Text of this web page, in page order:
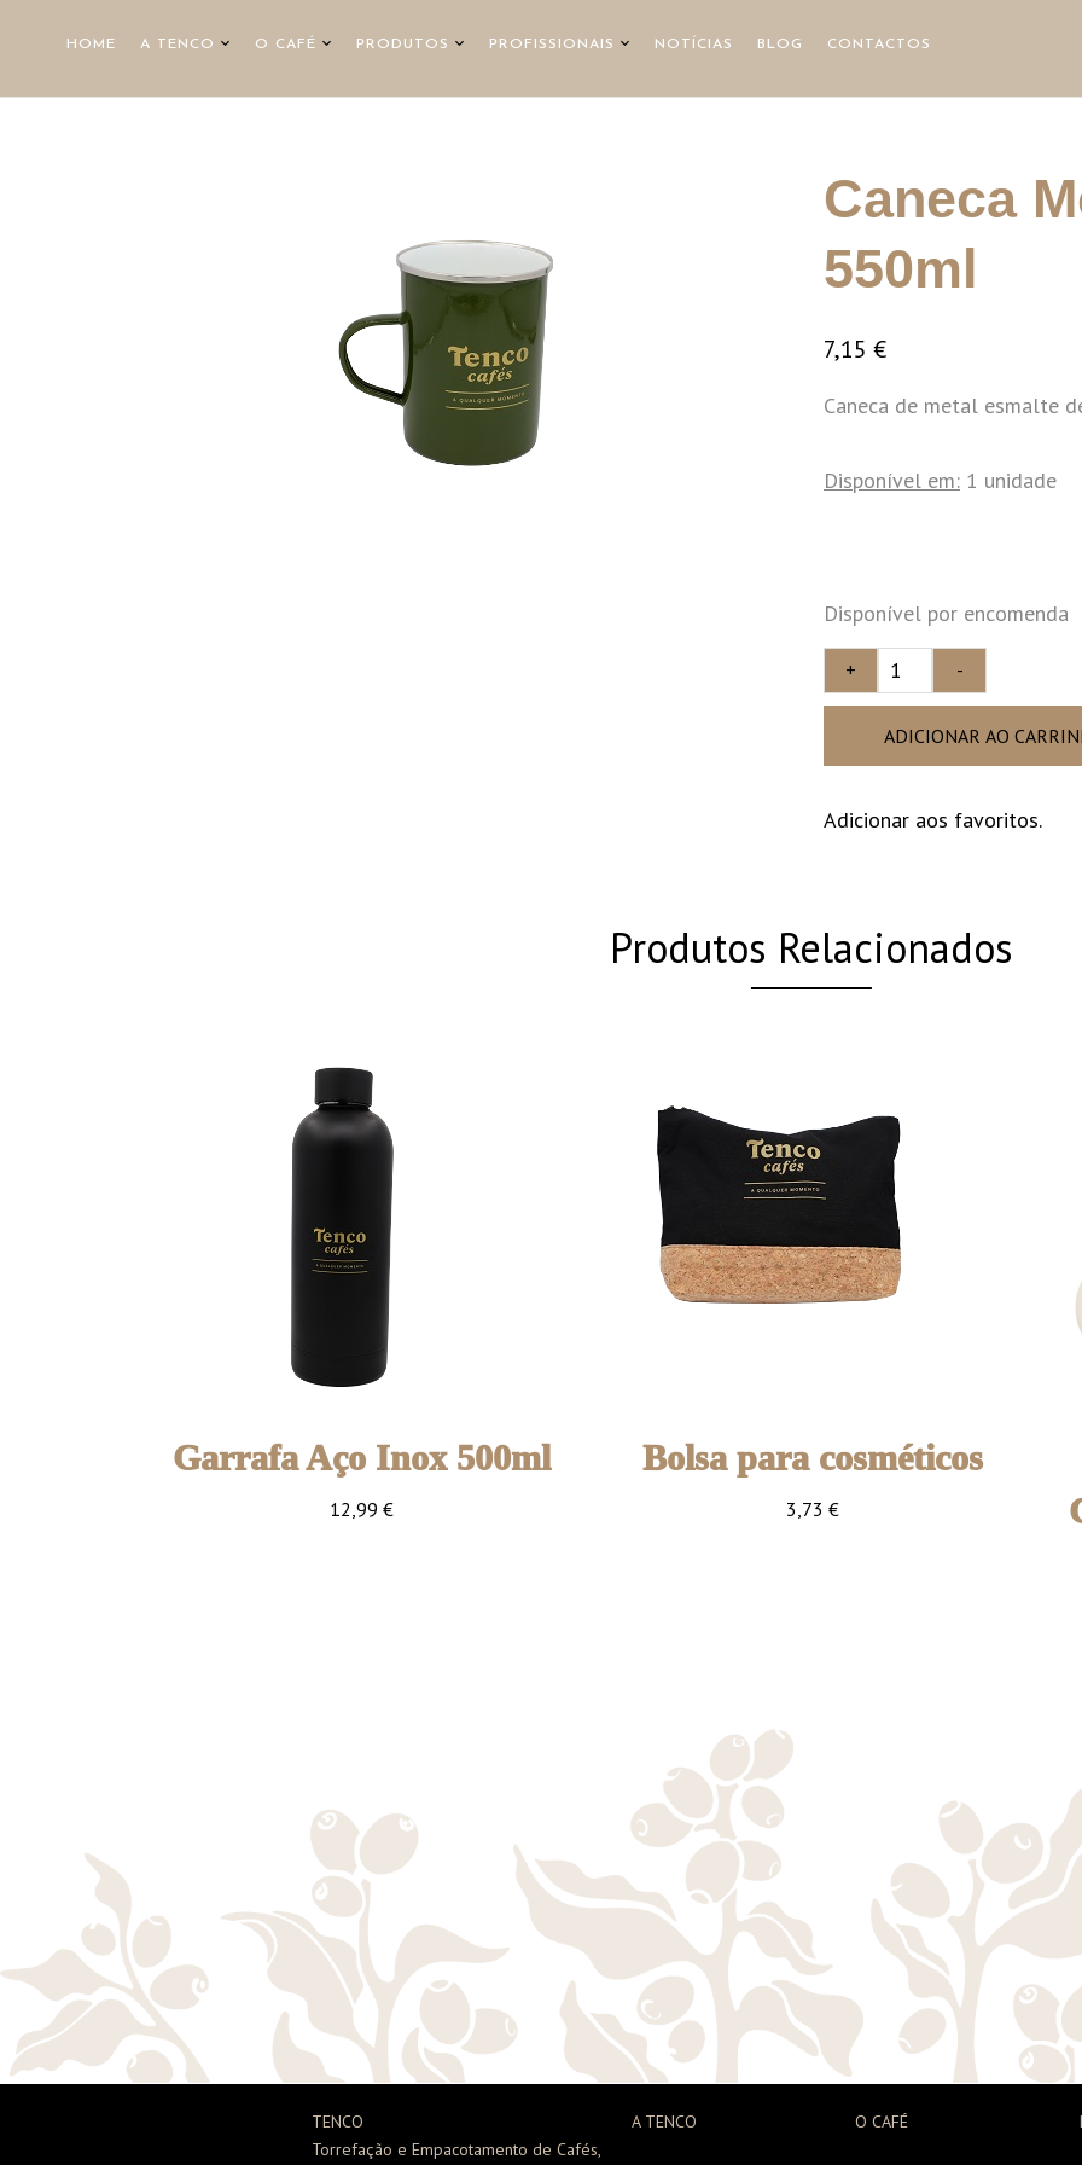
HOME A TENCO O CAFÉ PRODUTOS PROFISSIONAIS NOTÍCIAS BLOG CONTACTOS
Caneca
550ml
7,15 €
Caneca de metal esmalte
Disponível em: 1 unidade
Disponível por encomenda
+ -
ADICIONAR AO
Adicionar aos favoritos.
Produtos Relacionados
Garrafa Aço Inox 500ml
12,99 €
Bolsa para cosméticos
3,73 €
TENCO
Torrefação e Empacotamento de Cafés,
A TENCO O CAFÉ